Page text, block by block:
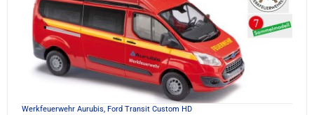
Werkfeuerwehr Aurubis, Ford Transit Custom HD